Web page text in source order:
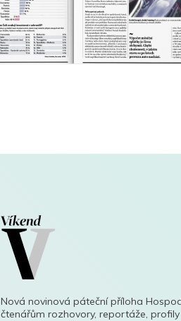
Nová novinová páteční příloha
čtenářům rozhovory, reportáže,